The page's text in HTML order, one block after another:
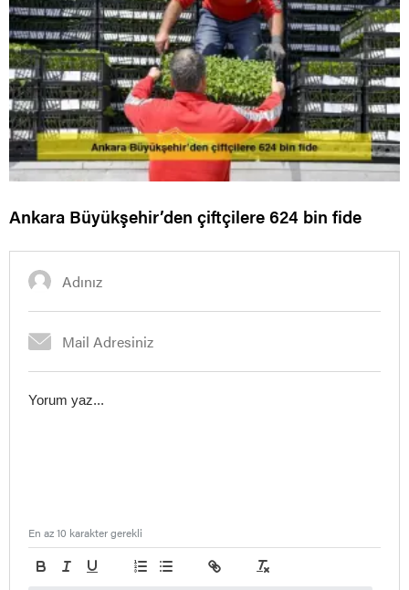
Ankara Büyükşehir’den çiftçilere 624 bin fide
En az 10 karakter gerekli